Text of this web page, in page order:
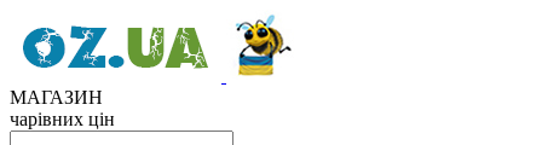
МАГАЗИН
чарівних цін